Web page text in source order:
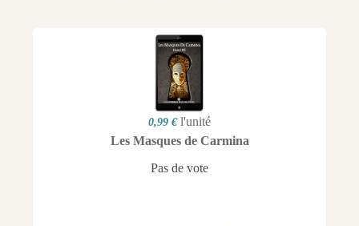
0,99 € l'unité
Les Masques de Carmina
Pas de vote